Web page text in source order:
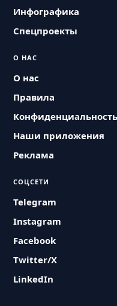
Инфографика
Спецпроекты
О НАС
О нас
Правила
Конфиденциальность
Наши приложения
Реклама
СОЦСЕТИ
Telegram
Instagram
Facebook
Twitter/X
LinkedIn